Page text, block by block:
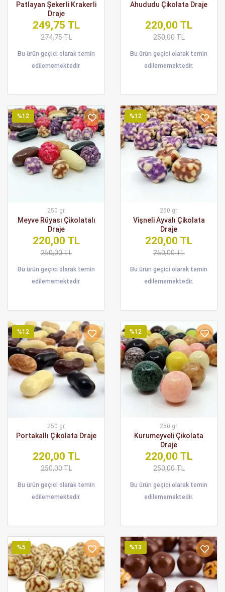
Patlayan Şekerli Krakerli
Draje
249,75 TL
274,75 TL
Bu ürün geçici olarak temin
edilememektedir.
Ahududu Çikolata Draje
220,00 TL
250,00 TL
Bu ürün geçici olarak temin
edilememektedir.
%12
250 gr.
Meyve Rüyası Çikolatalı
Draje
220,00 TL
250,00 TL
Bu ürün geçici olarak temin
edilememektedir.
%12
250 gr.
Vişneli Ayvalı Çikolata
Draje
220,00 TL
250,00 TL
Bu ürün geçici olarak temin
edilememektedir.
%12
250 gr.
Portakallı Çikolata Draje
220,00 TL
250,00 TL
Bu ürün geçici olarak temin
edilememektedir.
%12
250 gr.
Kurumeyveli Çikolata
Draje
220,00 TL
250,00 TL
Bu ürün geçici olarak temin
edilememektedir.
%5 %13